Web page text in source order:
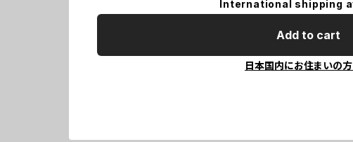
International shipping
Add to cart
日本国内にお住まいの